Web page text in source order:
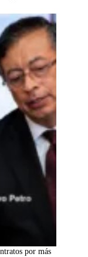
por más